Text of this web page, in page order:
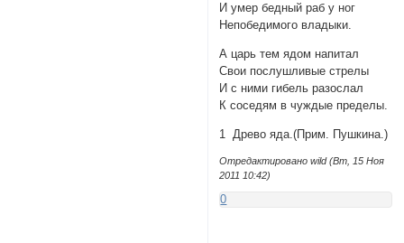
И умер бедный раб у ног
Непобедимого владыки.
А царь тем ядом напитал
Свои послушливые стрелы
И с ними гибель разослал
К соседям в чуждые пределы.
1 Древо яда.(Прим. Пушкина.)
Отредактировано wild (Вт, 15 Ноя
2011 10:42)
0